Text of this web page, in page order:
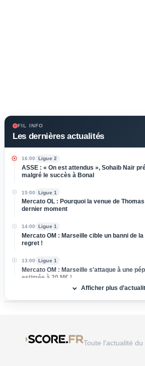
FIL INFO
Les dernières actualités
16:00 Ligue 2
ASSE : « On est attendus », Sohaib Naïr
malgré le succès à Bonal
15:00 Ligue 1
Mercato OL : Pourquoi la venue de
dernier moment
14:00 Ligue 1
Mercato OM : Marseille cible un banni de
regret !
13:00 Ligue 1
Mercato OM : Marseille s'attaque à une
estimée à 20 M€ !
Mercato OL : Roman Yaremchuk veut
blocage persiste !
Afficher plus
Toute l'actualité